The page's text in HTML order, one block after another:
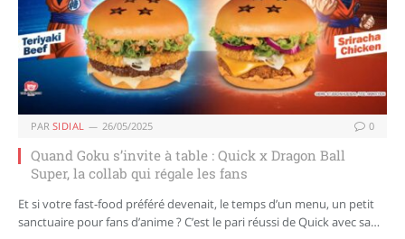
PAR SIDIAL 26/05/2025 0
Quand Goku s’invite à table : Quick x Dragon Ball
Super, la collab qui régale les fans
Et si votre fast-food préféré devenait, le temps d’un menu, un petit
sanctuaire pour fans d’anime ? C’est le pari réussi de Quick avec sa…